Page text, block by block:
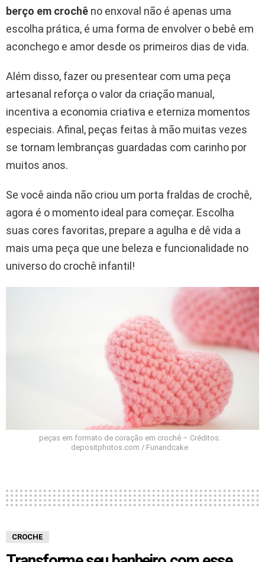
berço em crochê no enxoval não é apenas uma
escolha prática, é uma forma de envolver o bebê em
aconchego e amor desde os primeiros dias de vida.
Além disso, fazer ou presentear com uma peça
artesanal reforça o valor da criação manual,
incentiva a economia criativa e eterniza momentos
especiais. Afinal, peças feitas à mão muitas vezes
se tornam lembranças guardadas com carinho por
muitos anos.
Se você ainda não criou um porta fraldas de crochê,
agora é o momento ideal para começar. Escolha
suas cores favoritas, prepare a agulha e dê vida a
mais uma peça que une beleza e funcionalidade no
universo do crochê infantil!
peças em formato de coração em crochê – Créditos:
depositphotos.com / Funandcake
CROCHE